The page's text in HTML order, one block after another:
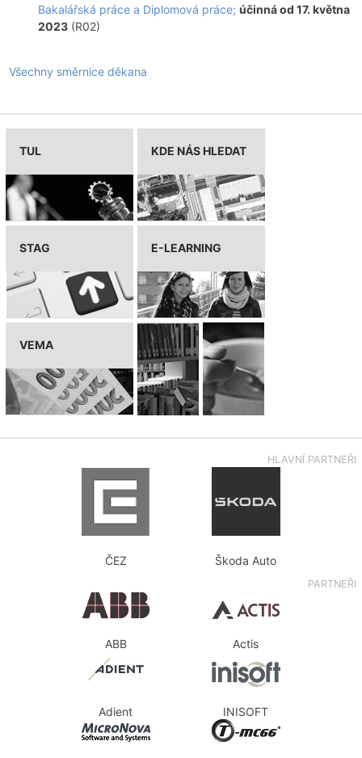
Bakalářská práce a Diplomová práce; účinná od 17. května
2023(R02)
Všechny směrnice děkana
TUL KDE NÁS HLEDAT
STAG E-LEARNING
VEMA
HLAVNÍ PARTNEŘI
ČEZ Škoda Auto
PARTNEŘI
ABB Actis
Adient INISOFT